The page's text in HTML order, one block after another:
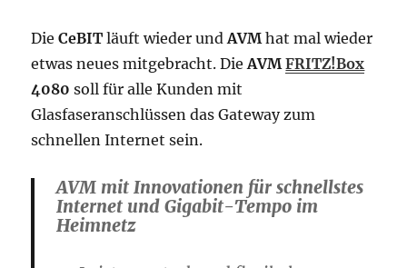
DieCeBIT läuft wieder undAVM hat mal wieder
etwas neues mitgebracht. DieAVMFRITZ!Box
4080 soll für alle Kunden mit
Glasfaseranschlüssen das Gateway zum
schnellen Internet sein.
AVM mit Innovationen für schnellstes
Internet und Gigabit-Tempo im
Heimnetz